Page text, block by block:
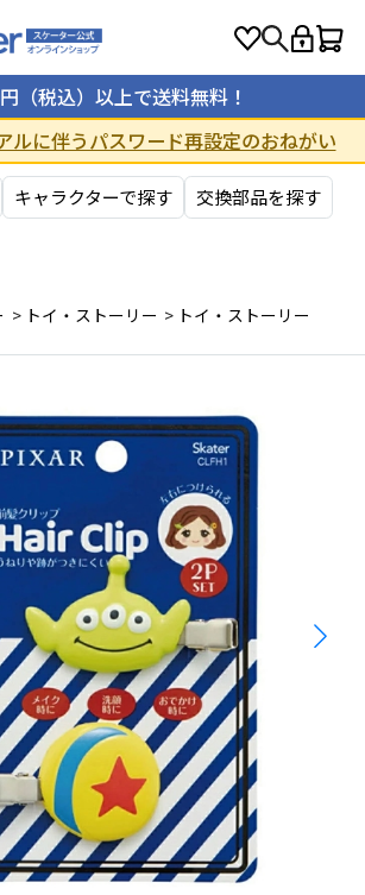
（税込）以上で送料無料！
ルに伴うパスワード再設定のおねがい
キャラクターで探す 交換部品を探す
> トイ・ストーリー > トイ・ストーリー